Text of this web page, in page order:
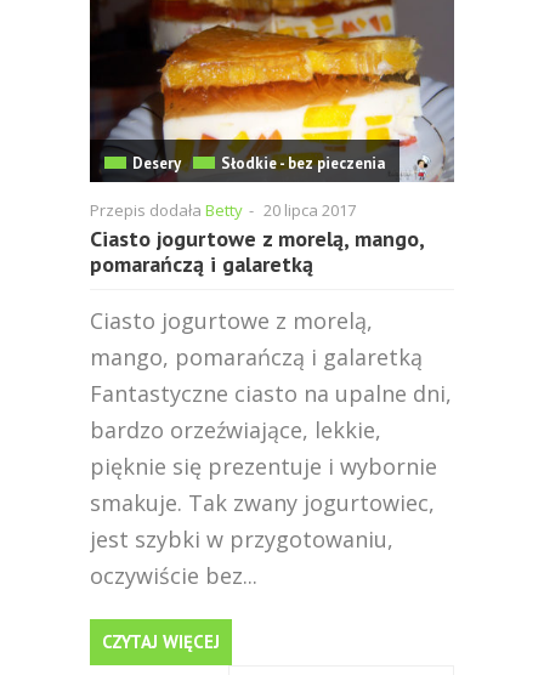
Desery Słodkie - bez pieczenia
Przepis dodała Betty - 20 lipca 2017
Ciasto jogurtowe z morelą, mango,
pomarańczą i galaretką
Ciasto jogurtowe z morelą,
mango, pomarańczą i galaretką
Fantastyczne ciasto na upalne dni,
bardzo orzeźwiające, lekkie,
pięknie się prezentuje i wybornie
smakuje. Tak zwany jogurtowiec,
jest szybki w przygotowaniu,
oczywiście bez...
CZYTAJ WIĘCEJ